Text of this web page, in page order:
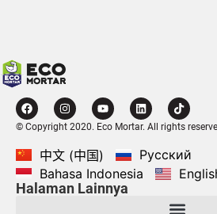
© Copyright 2020. Eco Mortar. All rights
中文 (中国)
Русский
Bahasa Indonesia
Halaman Lainnya